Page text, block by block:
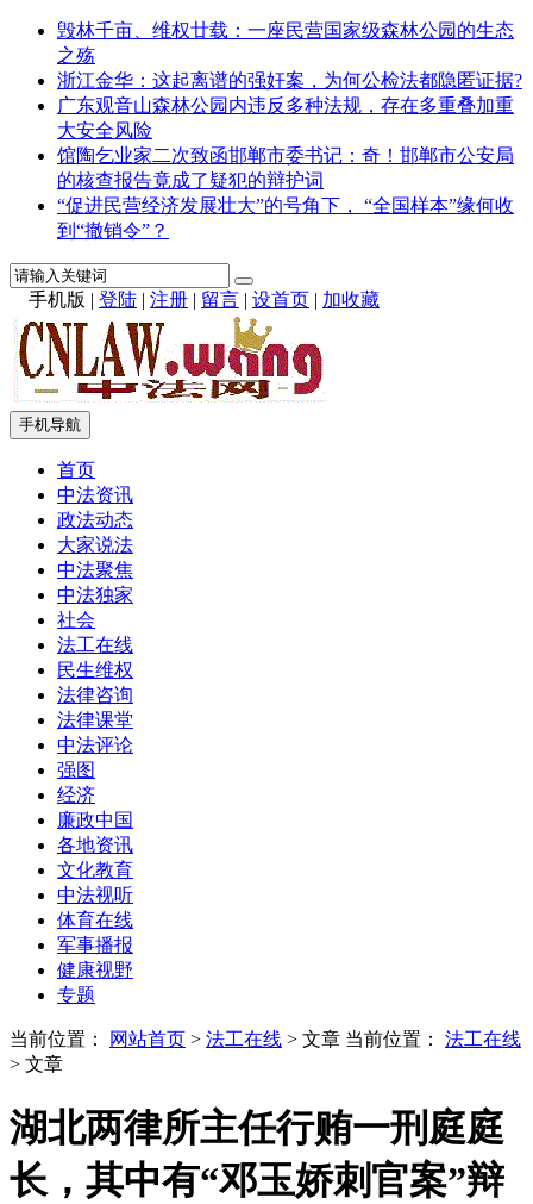
毁林千亩、维权廿载：一座民营国家级森林公园的生态
之殇
浙江金华：这起离谱的强奸案，为何公检法都隐匿证据?
广东观音山森林公园内违反多种法规，存在多重叠加重
大安全风险
馆陶乞业家二次致函邯郸市委书记：奇！邯郸市公安局
的核查报告竟成了疑犯的辩护词
“促进民营经济发展壮大”的号角下， “全国样本”缘何收
到“撤销令”？
手机版 | 登陆 | 注册 | 留言 | 设首页 | 加收藏
手机导航
首页
中法资讯
政法动态
大家说法
中法聚焦
中法独家
社会
法工在线
民生维权
法律咨询
法律课堂
中法评论
强图
经济
廉政中国
各地资讯
文化教育
中法视听
体育在线
军事播报
健康视野
专题
当前位置： 网站首页 > 法工在线 > 文章 当前位置： 法工在线
> 文章
湖北两律所主任行贿一刑庭庭
长，其中有“邓玉娇刺官案”辩